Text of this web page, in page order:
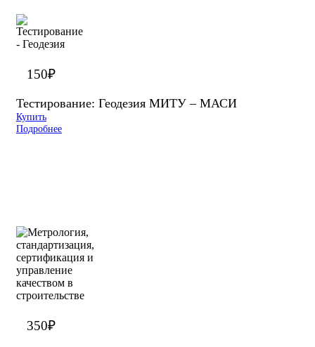
150₽
Тестирование: Геодезия МИТУ – МАСИ
Купить
Подробнее
350₽